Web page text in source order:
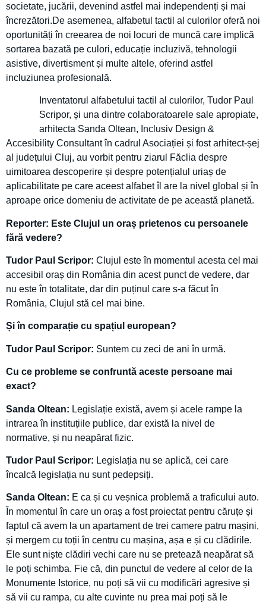
societate, jucării, devenind astfel mai independenți și mai
încrezători.De asemenea, alfabetul tactil al culorilor oferă noi
oportunități în creearea de noi locuri de muncă care implică
sortarea bazată pe culori, educație incluzivă, tehnologii
asistive, divertisment și multe altele, oferind astfel
incluziunea profesională.
Inventatorul alfabetului tactil al culorilor, Tudor Paul
Scripor, și una dintre colaboratoarele sale apropiate,
arhitecta Sanda Oltean, Inclusiv Design &
Accesibility Consultant în cadrul Asociației și fost arhitect-șej
al județului Cluj, au vorbit pentru ziarul Făclia despre
uimitoarea descoperire și despre potențialul uriaș de
aplicabilitate pe care aceest alfabet îl are la nivel global și în
aproape orice domeniu de activitate de pe această planetă.
Reporter: Este Clujul un oraș prietenos cu persoanele
fără vedere?
Tudor Paul Scripor: Clujul este în momentul acesta cel mai
accesibil oraș din România din acest punct de vedere, dar
nu este în totalitate, dar din puținul care s-a făcut în
România, Clujul stă cel mai bine.
Și în comparație cu spațiul european?
Tudor Paul Scripor: Suntem cu zeci de ani în urmă.
Cu ce probleme se confruntă aceste persoane mai
exact?
Sanda Oltean: Legislație există, avem și acele rampe la
intrarea în instituțiile publice, dar există la nivel de
normative, și nu neapărat fizic.
Tudor Paul Scripor: Legislația nu se aplică, cei care
încalcă legislația nu sunt pedepsiți.
Sanda Oltean: E ca și cu veșnica problemă a traficului auto.
În momentul în care un oraș a fost proiectat pentru căruțe și
faptul că avem la un apartament de trei camere patru mașini,
și mergem cu toții în centru cu mașina, așa e și cu clădirile.
Ele sunt niște clădiri vechi care nu se pretează neapărat să
le poți schimba. Fie că, din punctul de vedere al celor de la
Monumente Istorice, nu poți să vii cu modificări agresive și
să vii cu rampa, cu alte cuvinte nu prea mai poți să le